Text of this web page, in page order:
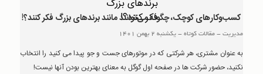
کسب‌وکارهای کوچک، چگونه می‌توانند مانند برندهای بزرگ فکر کنند؟!
مدیریت-مقالات کوتاه-یکشنبه 2 بهمن 1401
به عنوان مشتری، هر شرکتی که در موتورهای جست و جو پیدا می کنید را انتخاب
نکنید، حضور شرکت ها در صفحه اول گوگل به معنای بهترین بودن آنها نیست!